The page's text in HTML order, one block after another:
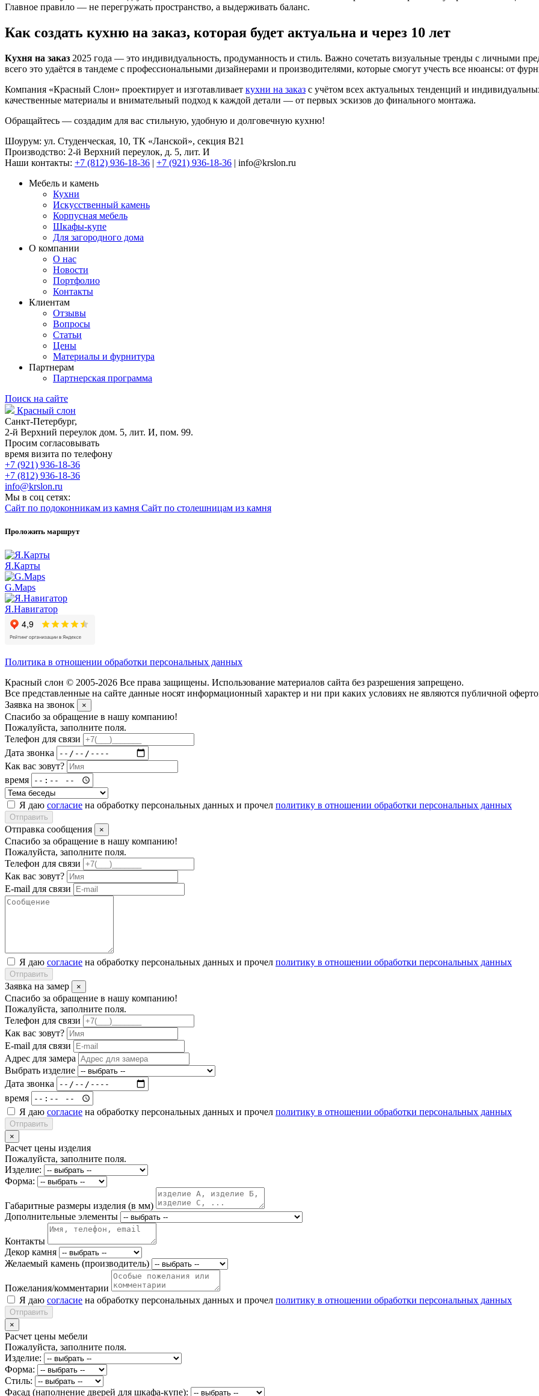
Главное правило — не перегружать пространство, а выдерживать баланс.
Как создать кухню на заказ, которая будет актуальна и через 10 лет
Кухня на заказ 2025 года — это индивидуальность, продуманность и стиль. Важно сочетать визуальные тренды с личными
всего это удаётся в тандеме с профессиональными дизайнерами и производителями, которые смогут учесть все нюансы: от
Компания «Красный Слон» проектирует и изготавливает кухни на заказ с учётом всех актуальных тенденций и
качественные материалы и внимательный подход к каждой детали — от первых эскизов до финального монтажа.
Обращайтесь — создадим для вас стильную, удобную и долговечную кухню!
Шоурум: ул. Студенческая, 10, ТК «Ланской», секция В21
Производство: 2-й Верхний переулок, д. 5, лит. И
Наши контакты: +7 (812) 936-18-36 | +7 (921) 936-18-36 | info@krslon.ru
Мебель и камень
Кухни
Искусственный камень
Корпусная мебель
Шкафы-купе
Для загородного дома
О компании
О нас
Новости
Портфолио
Контакты
Клиентам
Отзывы
Вопросы
Статьи
Цены
Материалы и фурнитура
Партнерам
Партнерская программа
Поиск на сайте
Красный слон
Санкт-Петербург,
2-й Верхний переулок дом. 5, лит. И, пом. 99.
Просим согласовывать
время визита по телефону
+7 (921) 936-18-36
+7 (812) 936-18-36
info@krslon.ru
Мы в соц сетях:
Сайт по подоконникам из камня Сайт по столешницам из камня
Проложить маршрут
Я.Карты
G.Maps
Я.Навигатор
Политика в отношении обработки персональных данных
Красный слон © 2005-2026 Все права защищены. Использование материалов сайта без разрешения запрещено.
Все представленные на сайте данные носят информационный характер и ни при каких условиях не являются публичной
Заявка на звонок
×
Спасибо за обращение в нашу компанию!
Пожалуйста, заполните поля.
Телефон для связи
Дата звонка
Как вас зовут?
время
Я даю согласие на обработку персональных данных и прочел политику в отношении обработки персональных данных
Отправить
Отправка сообщения ×
Спасибо за обращение в нашу компанию!
Пожалуйста, заполните поля.
Телефон для связи
Как вас зовут?
E-mail для связи
Я даю согласие на обработку персональных данных и прочел политику в отношении обработки персональных данных
Отправить
Заявка на замер ×
Спасибо за обращение в нашу компанию!
Пожалуйста, заполните поля.
Телефон для связи
Как вас зовут?
E-mail для связи
Адрес для замера
Выбрать изделие
Дата звонка
время
Я даю согласие на обработку персональных данных и прочел политику в отношении обработки персональных данных
Отправить
×
Расчет цены изделия
Пожалуйста, заполните поля.
Изделие:
Форма:
Габаритные размеры изделия (в мм)
Дополнительные элементы
Контакты
Декор камня
Желаемый камень (производитель)
Пожелания/комментарии
Я даю согласие на обработку персональных данных и прочел политику в отношении обработки персональных данных
Отправить
×
Расчет цены мебели
Пожалуйста, заполните поля.
Изделие:
Форма:
Стиль:
Фасад (наполнение дверей для шкафа-купе):